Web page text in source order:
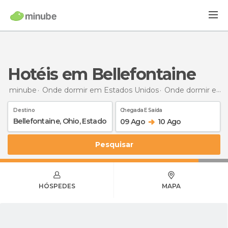
Hotéis em Bellefontaine
minube Onde dormir em Estados Unidos Onde dormir em Ohio
Destino Chegada E Saída
09 Ago 10 Ago
Pesquisar
HÓSPEDES MAPA